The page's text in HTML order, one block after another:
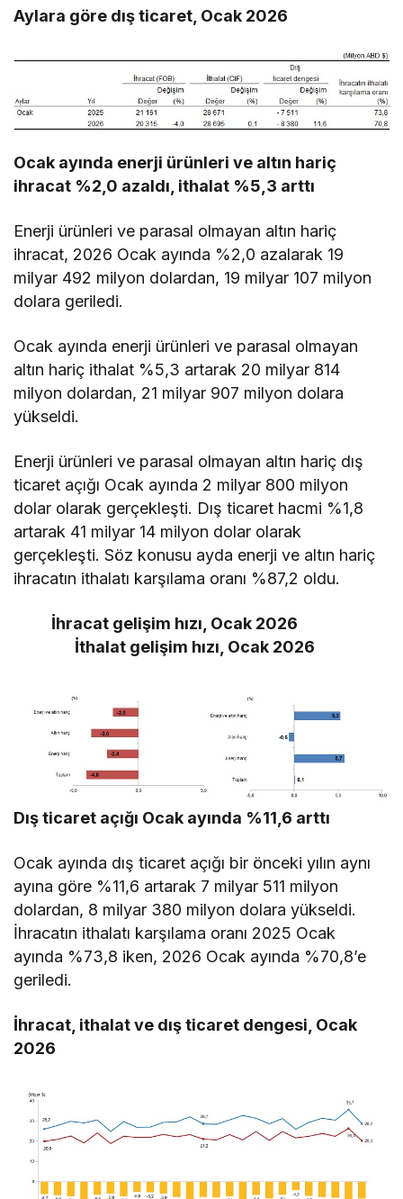
Aylara göre dış ticaret, Ocak 2026
Ocak ayında enerji ürünleri ve altın hariç
ihracat %2,0 azaldı, ithalat %5,3 arttı
Enerji ürünleri ve parasal olmayan altın hariç
ihracat, 2026 Ocak ayında %2,0 azalarak 19
milyar 492 milyon dolardan, 19 milyar 107 milyon
dolara geriledi.
Ocak ayında enerji ürünleri ve parasal olmayan
altın hariç ithalat %5,3 artarak 20 milyar 814
milyon dolardan, 21 milyar 907 milyon dolara
yükseldi.
Enerji ürünleri ve parasal olmayan altın hariç dış
ticaret açığı Ocak ayında 2 milyar 800 milyon
dolar olarak gerçekleşti. Dış ticaret hacmi %1,8
artarak 41 milyar 14 milyon dolar olarak
gerçekleşti. Söz konusu ayda enerji ve altın hariç
ihracatın ithalatı karşılama oranı %87,2 oldu.
İhracat gelişim hızı, Ocak 2026
İthalat gelişim hızı, Ocak 2026
Dış ticaret açığı Ocak ayında %11,6 arttı
Ocak ayında dış ticaret açığı bir önceki yılın aynı
ayına göre %11,6 artarak 7 milyar 511 milyon
dolardan, 8 milyar 380 milyon dolara yükseldi.
İhracatın ithalatı karşılama oranı 2025 Ocak
ayında %73,8 iken, 2026 Ocak ayında %70,8’e
geriledi.
İhracat, ithalat ve dış ticaret dengesi, Ocak
2026